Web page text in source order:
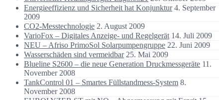
Energieeffizienz und Sicherheit hat Konjunktur 4. September
2009
CO2-Messtechnologie 2. August 2009
VarioFox – Digitales Anzeige- und Regelgerät 14. Juli 2009
NEU – Afriso PrimoSol Solarpumpengruppe 22. Juni 2009
Wasserschäden sind vermeidbar 25. Mai 2009
Blueline S2600 – die neue Generation Druckmessgeräte 11.
November 2008
TankControl 01 – Smartes Füllstandmess-System 8.
November 2008